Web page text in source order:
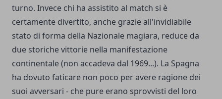
turno. Invece chi ha assistito al match si è
certamente divertito, anche grazie all'invidiabile
stato di forma della Nazionale magiara, reduce da
due storiche vittorie nella manifestazione
continentale (non accadeva dal 1969...). La Spagna
ha dovuto faticare non poco per avere ragione dei
suoi avversari - che pure erano sprovvisti del loro